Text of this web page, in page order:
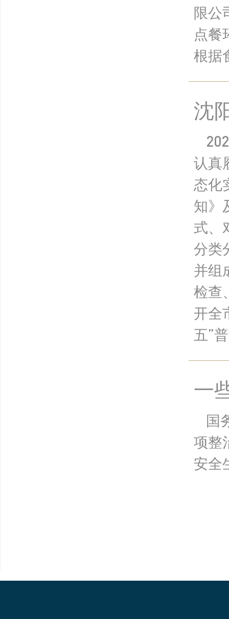
限公
点餐
根据
沈
认真
态化
知》
式、
分类
并组
检查
开全
五”
一
国
项整
安全